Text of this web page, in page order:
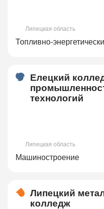
Липецкая область
Топливно-
Елецкий
технологий
Липецкая область
Машиностроение
Липецкий
колледж